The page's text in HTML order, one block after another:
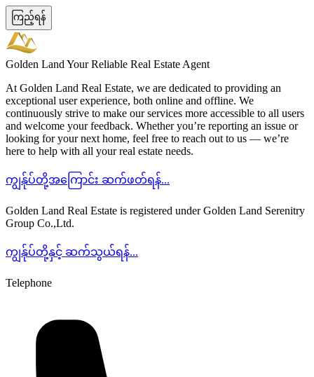
ကြည့်ရန်
Golden Land Your Reliable Real Estate Agent
At Golden Land Real Estate, we are dedicated to providing an
exceptional user experience, both online and offline. We
continuously strive to make our services more accessible to all users
and welcome your feedback. Whether you’re reporting an issue or
looking for your next home, feel free to reach out to us — we’re
here to help with all your real estate needs.
ကျွန်ုပ်တို့အကြောင်း ဆက်ဖတ်ရန်...
Golden Land Real Estate is registered under Golden Land Serenitry
Group Co.,Ltd.
ကျွန်ုပ်တို့နှင့် ဆက်သွယ်ရန်...
Telephone